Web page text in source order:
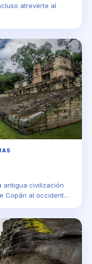
atreverte al
antigua civilización
Copán al occident…